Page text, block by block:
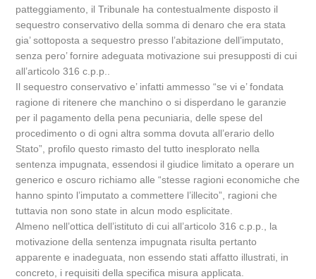
patteggiamento, il Tribunale ha contestualmente disposto il
sequestro conservativo della somma di denaro che era stata
gia’ sottoposta a sequestro presso l’abitazione dell’imputato,
senza pero’ fornire adeguata motivazione sui presupposti di cui
all’articolo 316 c.p.p..
Il sequestro conservativo e’ infatti ammesso “se vi e’ fondata
ragione di ritenere che manchino o si disperdano le garanzie
per il pagamento della pena pecuniaria, delle spese del
procedimento o di ogni altra somma dovuta all’erario dello
Stato”, profilo questo rimasto del tutto inesplorato nella
sentenza impugnata, essendosi il giudice limitato a operare un
generico e oscuro richiamo alle “stesse ragioni economiche che
hanno spinto l’imputato a commettere l’illecito”, ragioni che
tuttavia non sono state in alcun modo esplicitate.
Almeno nell’ottica dell’istituto di cui all’articolo 316 c.p.p., la
motivazione della sentenza impugnata risulta pertanto
apparente e inadeguata, non essendo stati affatto illustrati, in
concreto, i requisiti della specifica misura applicata.